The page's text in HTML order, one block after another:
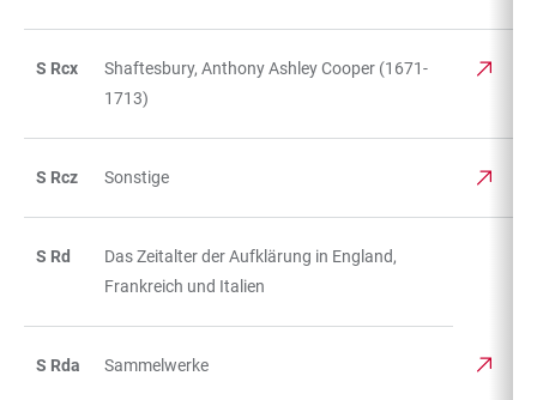
S Rcx
Shaftesbury, Anthony Ashley Cooper (1671-
1713)
S Rcz Sonstige
S Rd
Das Zeitalter der Aufklärung in England,
Frankreich und Italien
S Rda Sammelwerke